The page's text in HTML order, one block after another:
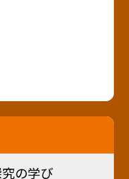
の学び